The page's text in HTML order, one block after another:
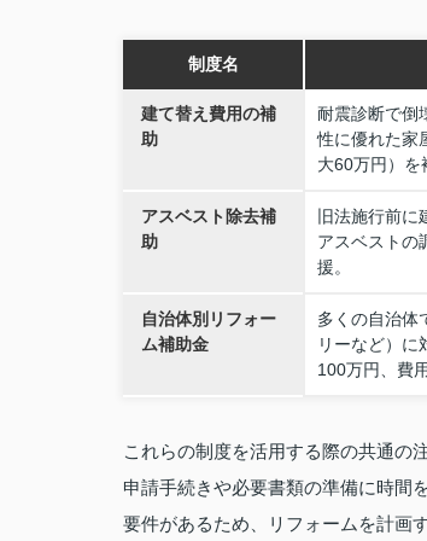
制度名
建て替え費用の補
助
耐震診断で倒
性に優れた家
大60万円）を
アスベスト除去補
助
旧法施行前
アスベストの
援。
自治体別リフォー
ム補助金
多くの自治体
リーなど）に
100万円、費
これらの制度を活用する際の共通の
申請手続きや必要書類の準備に時間
要件があるため、リフォームを計画